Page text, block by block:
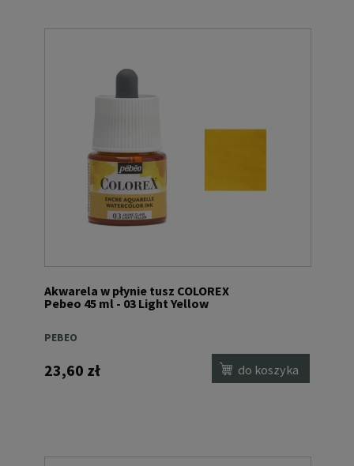
Akwarela w płynie tusz COLOREX
Pebeo 45 ml - 03 Light Yellow
PEBEO
23,60 zł do koszyka